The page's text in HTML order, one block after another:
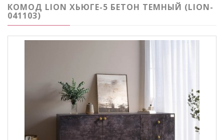
КОМОД LION ХЬЮГЕ-5 БЕТОН ТЕМНЫЙ (LION-
041103)